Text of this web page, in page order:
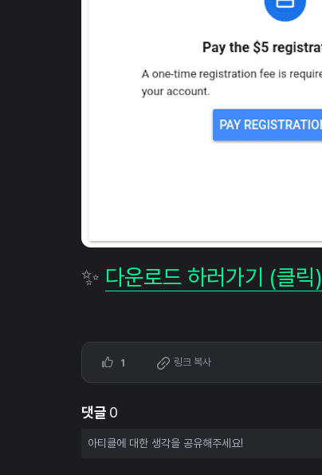
✨ 다운로드 하러가기 (클릭)
1 링크 복사
댓글 0